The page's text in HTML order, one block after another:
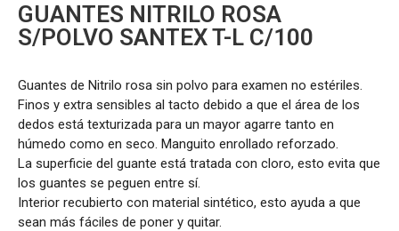
GUANTES NITRILO ROSA
S/POLVO SANTEX T-L C/100
Guantes de Nitrilo rosa sin polvo para examen no estériles.
Finos y extra sensibles al tacto debido a que el área de los
dedos está texturizada para un mayor agarre tanto en
húmedo como en seco. Manguito enrollado reforzado.
La superficie del guante está tratada con cloro, esto evita que
los guantes se peguen entre sí.
Interior recubierto con material sintético, esto ayuda a que
sean más fáciles de poner y quitar.